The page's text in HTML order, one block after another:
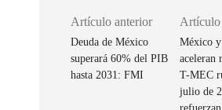
Artículo anterior
Deuda de México
superará 60% del PIB
hasta 2031: FMI
Artículo
México
aceleran
T-MEC
julio de